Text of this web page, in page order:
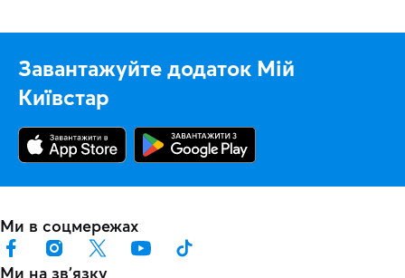
Завантажуйте додаток Мій
Київстар
Ми в соцмережах
Ми на звʼязку